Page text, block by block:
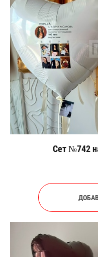
Сет №742